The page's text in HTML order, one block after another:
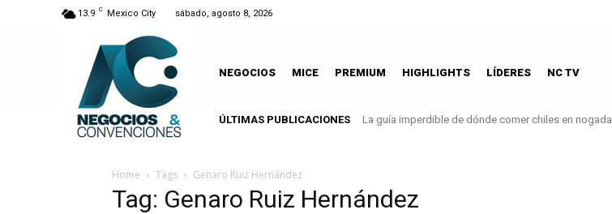
13.9 C Mexico City sábado, agosto 8, 2026
NEGOCIOS MICE PREMIUM HIGHLIGHTS LÍDERES NC TV
ÚLTIMAS PUBLICACIONES La guía imperdible de dónde comer chiles en nogada
Home Tags Genaro Ruiz Hernández
Tag: Genaro Ruiz Hernández